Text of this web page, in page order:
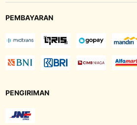
PEMBAYARAN
PENGIRIMAN